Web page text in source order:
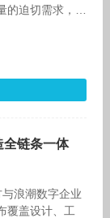
迫切需求，人
卓越的
全链条一体
浪潮数字企业
覆盖设计、工